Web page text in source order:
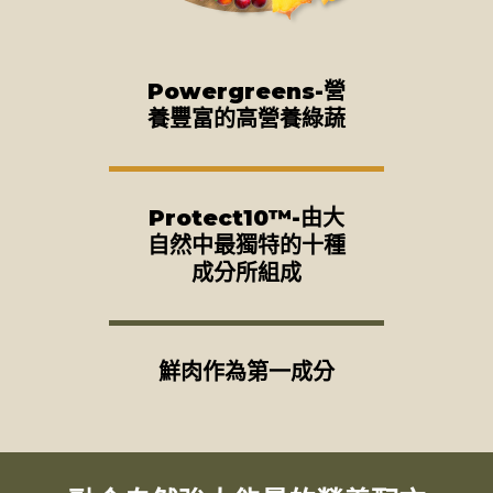
Powergreens-營
養豐富的高營養綠蔬
Protect10™-由大
自然中最獨特的十種
成分所組成
鮮肉作為第一成分